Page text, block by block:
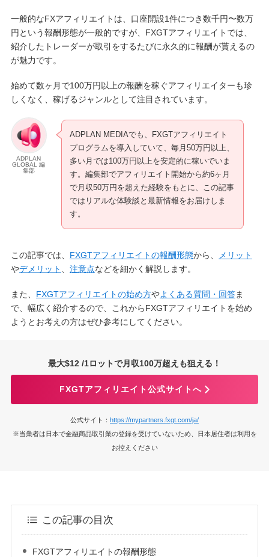
一般的なFXアフィリエイトは、口座開設1件につき数千円〜数万
円という報酬形態が一般的ですが、FXGTアフィリエイトでは、
紹介したトレーダーが取引をするたびに永久的に報酬が貰えるの
が魅力です。
始めて数ヶ月で100万円以上の報酬を稼ぐアフィリエイターも珍
しくなく、稼げるジャンルとして注目されています。
ADPLAN
GLOBAL 編
集部
ADPLAN MEDIAでも、FXGTアフィリエイト
プログラムを導入していて、毎月50万円以上、
多い月では100万円以上を安定的に稼いでいま
す。編集部でアフィリエイト開始から約6ヶ月
で月収50万円を超えた経験をもとに、この記事
ではリアルな体験談と最新情報をお届けしま
す。
この記事では、 FXGTアフィリエイトの報酬形態から、
メリット
やデメリット 、 注意点などを細かく解説します。
また、 FXGTアフィリエイトの始め方やよくある質問・回答ま
で、幅広く紹介するので、これからFXGTアフィリエイトを始め
ようとお考えの方はぜひ参考にしてください。
最大$12 /1ロットで月収100万超えも狙える！
FXGTアフィリエイト公式サイトへ
公式サイト： https://mypartners.fxgt.com/ja/
※当業者は日本で金融商品取引業の登録を受けていないため、日本居住者は利用を
お控えください
この記事の目次
FXGTアフィリエイトの報酬形態